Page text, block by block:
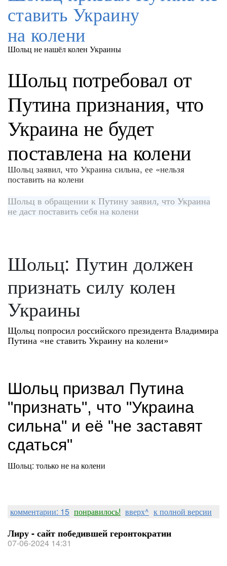
ставить Украину
на колени
Шольц не нашёл колен Украины
Шольц потребовал от
Путина признания, что
Украина не будет
поставлена на колени
Шольц заявил, что Украина сильна, ее «нельзя
поставить на колени
Шольц в обращении к Путину заявил, что Украина
не даст поставить себя на колени
Шольц: Путин должен
признать силу колен
Украины
Щольц попросил российского президента Владимира
Путина «не ставить Украину на колени»
Шольц призвал Путина
"признать", что "Украина
сильна" и её "не заставят
сдаться"
Шольц: только не на колени
комментарии: 15 понравилось! вверх^ к полной версии
Лиру - сайт победившей геронтократии
07-06-2024 14:31